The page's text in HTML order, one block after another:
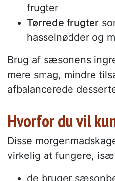
frugter
Tørrede frugter
hasselnødder og
Brug af sæsonens
mere smag, mindre
afbalancerede
Hvorfor du vil
Disse
virkelig at fungere,
de bruger